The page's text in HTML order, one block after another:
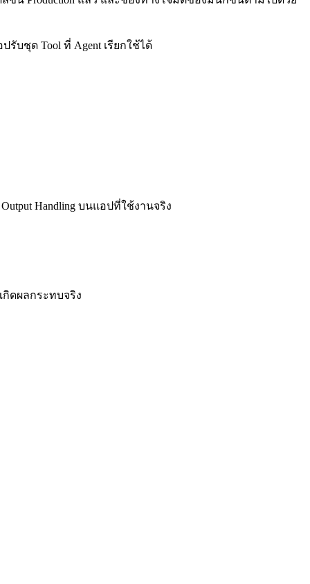
รับชุด Tool ที่ Agent เรียกใช้ได้
Handling บนแอปที่ใช้งานจริง
กิดผลกระทบจริง